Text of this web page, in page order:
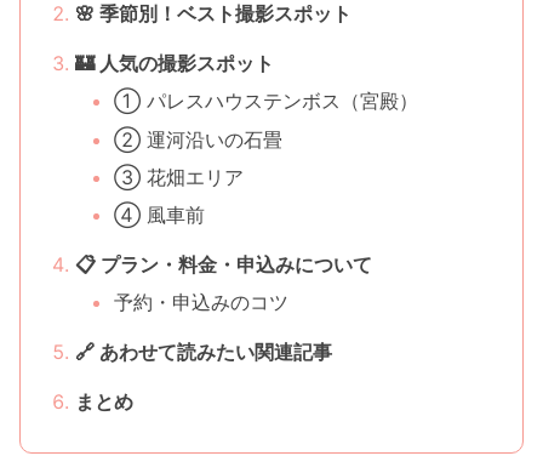
🌸 季節別！ベスト撮影スポット
🏰 人気の撮影スポット
① パレスハウステンボス（宮殿）
② 運河沿いの石畳
③ 花畑エリア
④ 風車前
📋 プラン・料金・申込みについて
予約・申込みのコツ
🔗 あわせて読みたい関連記事
まとめ